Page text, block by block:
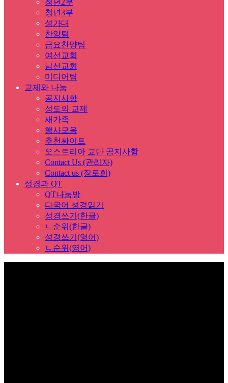
청년2부
청년3부
성가대
찬양팀
금요찬양팀
여선교회
남선교회
미디어팀
교제와 나눔
공지사항
성도의 교제
새가족
행사모음
추천싸이트
오스트리아 교단 공지사항
Contact Us (관리자)
Contact us (장로회)
성경과 QT
QT나눔방
다국어 성경읽기
성경쓰기(한글)
ㄴ순위(한글)
성경쓰기(영어)
ㄴ순위(영어)